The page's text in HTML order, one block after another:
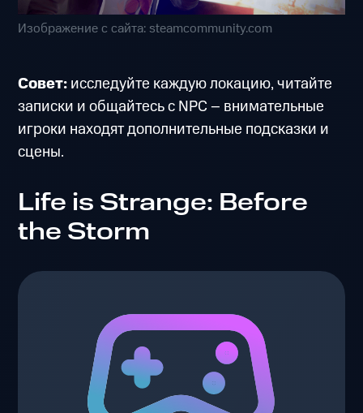
Изображение с сайта: steamcommunity.com
Совет:исследуйте каждую локацию, читайте
записки и общайтесь с NPC – внимательные
игроки находят дополнительные подсказки и
сцены.
Life is Strange: Before
the Storm